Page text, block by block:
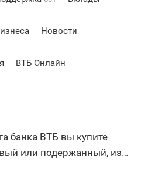
Новости
ВТБ Онлайн
банка ВТБ вы купите
или подержанный, из
лица. Ассортимент